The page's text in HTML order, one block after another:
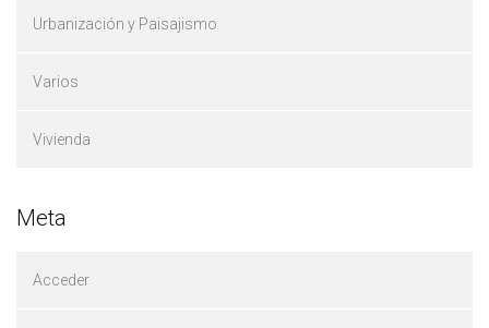
Urbanización y Paisajismo
Varios
Vivienda
Meta
Acceder